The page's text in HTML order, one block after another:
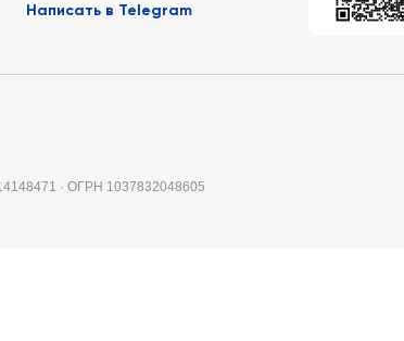
Написать в Telegram
· ОГРН 1037832048605